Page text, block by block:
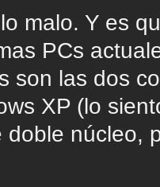
malo. Y es
PCs
son las dos
XP (lo
doble núcleo,